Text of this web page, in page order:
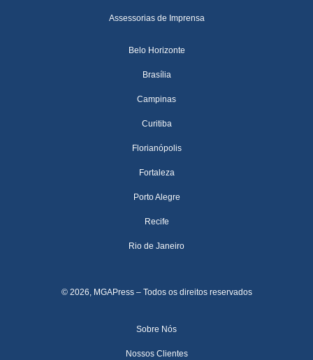
Assessorias de Imprensa
Belo Horizonte
Brasília
Campinas
Curitiba
Florianópolis
Fortaleza
Porto Alegre
Recife
Rio de Janeiro
© 2026, MGAPress – Todos os direitos reservados
Sobre Nós
Nossos Clientes